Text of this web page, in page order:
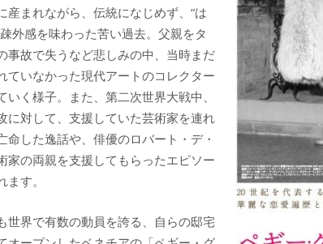
産まれながら、伝統になじめず、“は
外感を味わった苦い過去。父親をタ
事故で失うなど悲しみの中、当時まだ
ていなかった現代アートのコレクター
いく様子。また、第二次世界大戦中、
に対して、支援していた芸術家を連れ
命した逸話や、俳優のロバート・デ・
家の両親を支援してもらったエピソー
ます。
世界で有数の動員を誇る、自らの邸宅